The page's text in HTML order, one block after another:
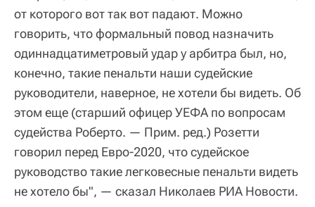
от которого вот так вот падают. Можно
говорить, что формальный повод назначить
одиннадцатиметровый удар у арбитра был, но,
конечно, такие пенальти наши судейские
руководители, наверное, не хотели бы видеть. Об
этом еще (старший офицер УЕФА по вопросам
судейства Роберто. — Прим. ред.) Розетти
говорил перед Евро-2020, что судейское
руководство такие легковесные пенальти видеть
не хотело бы", — сказал Николаев РИА Новости.